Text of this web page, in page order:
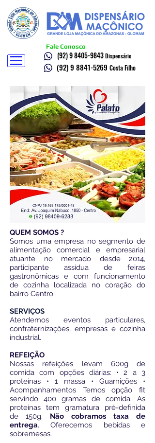
Fale Conosco
(92) 9 8405-9843Dispensário
(92) 9 8841-5269 Costa Filho
QUEM SOMOS ?
Somos uma empresa no segmento de
alimentação comercial e empresarial
atuante no mercado desde 2014,
participante assídua de feiras
gastronômicas e com funcionamento
de cozinha localizada no coração do
bairro Centro.
SERVIÇOS
Atendemos eventos particulares,
confraternizações, empresas e cozinha
industrial.
REFEIÇÃO
Nossas refeições levam 600g de
comida com opções diárias: • 2 a 3
proteínas • 1 massa • Guarnições •
Acompanhamentos Temos opção fit
servindo 400 gramas de comida. As
proteínas tem gramatura pré-definida
de 150g. Não cobramos taxa de
entrega. Oferecemos bebidas e
sobremesas.